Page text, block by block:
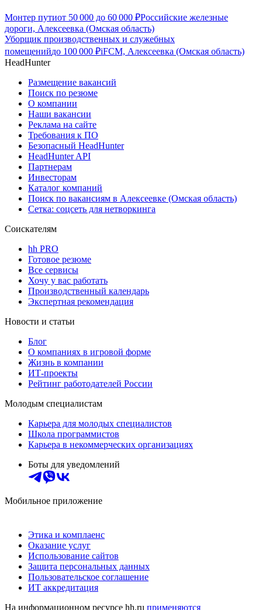
Монтер путиот 50 000 до 60 000 ₽Российские железные
дороги, Алексеевка (Омская область)
Уборщик производственных и служебных
помещенийдо 100 000 ₽iFCM, Алексеевка (Омская область)
HeadHunter
Размещение вакансий
Поиск по резюме
О компании
Наши вакансии
Реклама на сайте
Требования к ПО
Безопасный HeadHunter
HeadHunter API
Партнерам
Инвесторам
Каталог компаний
Поиск по вакансиям в Алексеевке (Омская область)
Сетка: соцсеть для нетворкинга
Соискателям
hh PRO
Готовое резюме
Все сервисы
Хочу у вас работать
Производственный календарь
Экспертная рекомендация
Новости и статьи
Блог
О компаниях в игровой форме
Жизнь в компании
ИТ-проекты
Рейтинг работодателей России
Молодым специалистам
Карьера для молодых специалистов
Школа программистов
Карьера в некоммерческих организациях
Боты для уведомлений
Мобильное приложение
Этика и комплаенс
Оказание услуг
Использование сайтов
Защита персональных данных
Пользовательское соглашение
ИТ аккредитация
На информационном ресурсе hh.ru применяются